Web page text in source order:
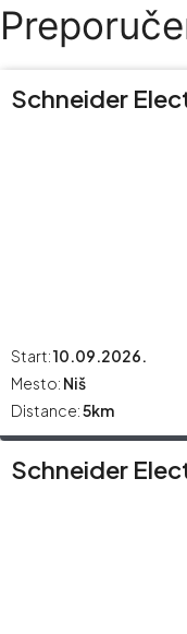
Schneider
Start:10.09.2026.
Mesto: Niš
Distance:5km
Schneider